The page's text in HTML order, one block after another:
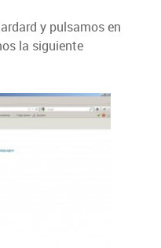
y pulsamos en
la siguiente